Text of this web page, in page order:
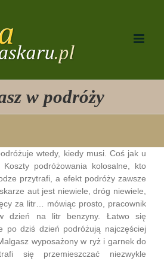
w podróży
wtedy, kiedy musi. Coś jak u
podróżowania kolosalne, kto
przytrafi, a efekt podróży zawsze
aut jest niewiele, dróg niewiele,
za litr… mówiąc prosto, pracownik
dzień na litr benzyny. Łatwo się
po dziś dzień podróżują najczęściej
wyposażony w ryż i garnek do
się przemieszczać niezwykle